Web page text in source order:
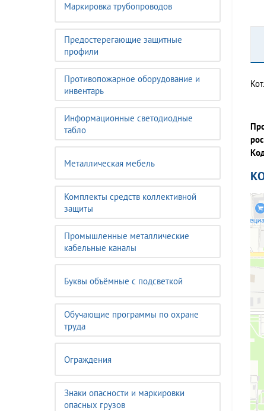
Маркировка трубопроводов
Предостерегающие защитные
профили
Противопожарное оборудование и
инвентарь
Информационные светодиодные
табло
Металлическая мебель
Комплекты средств коллективной
защиты
Промышленные металлические
кабельные каналы
Буквы объёмные с подсветкой
Обучающие программы по охране
труда
Ограждения
Знаки опасности и маркировки
опасных грузов